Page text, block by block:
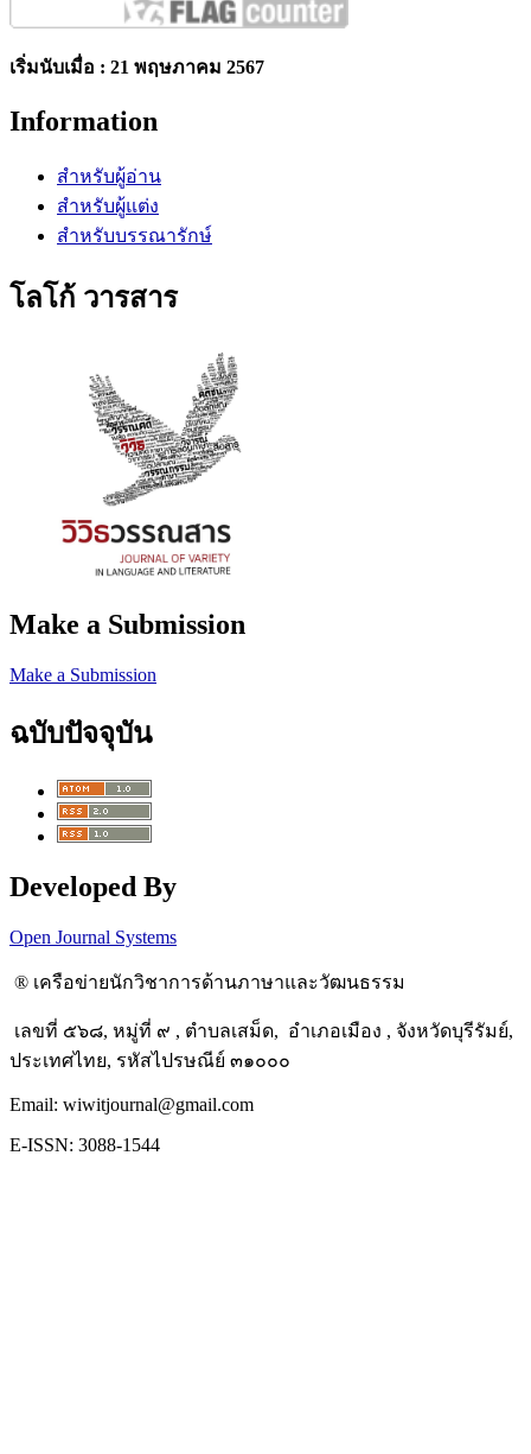
เริ่มนับเมื่อ : 21 พฤษภาคม 2567
Information
สำหรับผู้อ่าน
สำหรับผู้แต่ง
สำหรับบรรณารักษ์
โลโก้ วารสาร
Make a Submission
Make a Submission
ฉบับปัจจุบัน
Developed By
Open Journal Systems
® เครือข่ายนักวิชาการด้านภาษาและวัฒนธรรม
เลขที่ ๕๖๘, หมู่ที่ ๙ , ตำบลเสม็ด, อำเภอเมือง , จังหวัดบุรีรัมย์,
ประเทศไทย, รหัสไปรษณีย์ ๓๑๐๐๐
Email: wiwitjournal@gmail.com
E-ISSN: 3088-1544